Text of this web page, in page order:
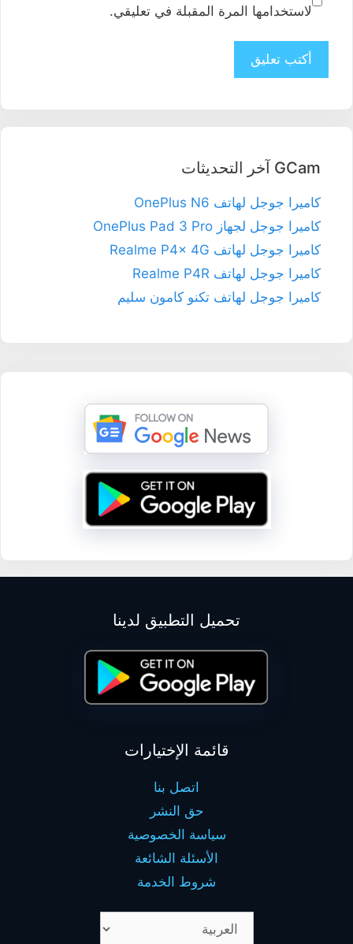
الإلكتروني
لاستخدامها المرة المقبلة في تعليقي.
GCam آخر التحديثات
كاميرا جوجل لهاتف OnePlus N6
كاميرا جوجل لجهاز OnePlus Pad 3 Pro
كاميرا جوجل لهاتف Realme P4x 4G
كاميرا جوجل لهاتف Realme P4R
كاميرا جوجل لهاتف تكنو كامون سليم
تحميل التطبيق لدينا
قائمة الإختيارات
اتصل بنا
حق النشر
سياسة الخصوصية
الأسئلة الشائعة
شروط الخدمة